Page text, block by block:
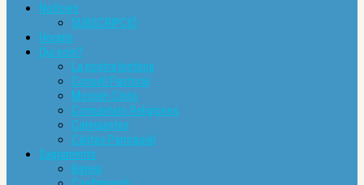
Notícies
SUBSCRIPCIÓ
Horaris
Qui som?
La nostra història
Consell Pastoral
Mossèn Cinto
Comunitats Religioses
Catequistes
Càritas Parroquial
Sagraments
Bateig